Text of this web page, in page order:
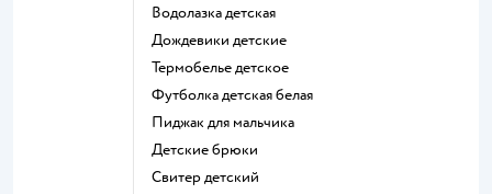
Водолазка детская
Дождевики детские
Термобелье детское
Футболка детская белая
Пиджак для мальчика
Детские брюки
Свитер детский